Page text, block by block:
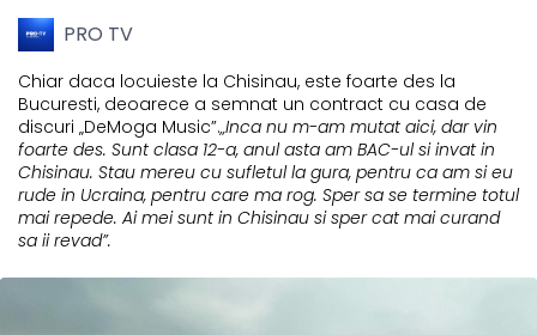
PRO TV
Chiar daca locuieste la Chisinau, este foarte des la
Bucuresti, deoarece a semnat un contract cu casa de
discuri „DeMoga Music”.„Inca nu m-am mutat aici, dar vin
foarte des. Sunt clasa 12-a, anul asta am BAC-ul si invat in
Chisinau. Stau mereu cu sufletul la gura, pentru ca am si eu
rude in Ucraina, pentru care ma rog. Sper sa se termine totul
mai repede. Ai mei sunt in Chisinau si sper cat mai curand
sa ii revad”.